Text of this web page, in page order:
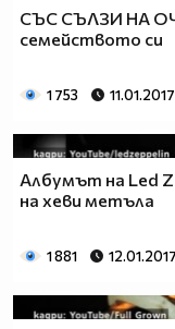
СЪС СЪЛЗИ НА
семейството си
1 753 11.01.2017
Албумът на Led
на хеви метъла
1 881 12.01.2017